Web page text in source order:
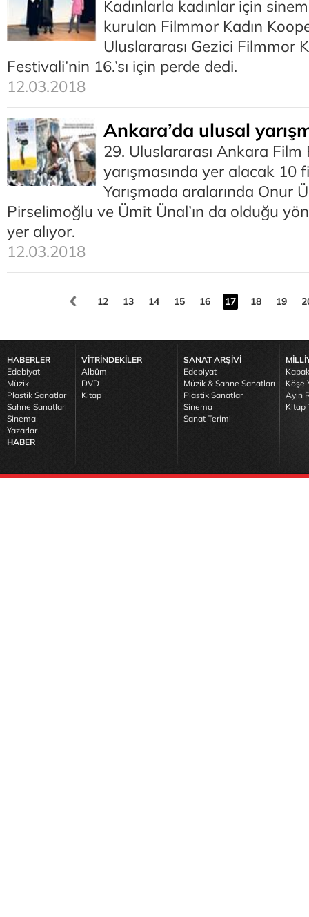
Kadınlarla kadınlar için
kurulan Filmmor Kadın
Uluslararası Gezici Filmmor
Festivali’nin 16.’sı için perde dedi.
12.03.2018
Ankara’da ulusal
29. Uluslararası Ankara Film
yarışmasında yer alacak 10
Yarışmada aralarında Onur
Pirselimoğlu ve Ümit Ünal’ın da olduğu
yer alıyor.
12.03.2018
12 13 14 15 16 17 18 19
HABERLER
Edebiyat
Müzik
Plastik Sanatlar
Sahne Sanatları
Sinema
Yazarlar
HABER
VİTRİNDEKİLER
Albüm
DVD
Kitap
SANAT ARŞİVİ
Edebiyat
Müzik & Sahne Sanatları
Plastik Sanatlar
Sinema
Sanat Terimi
Köşe
Ayın
Kitap